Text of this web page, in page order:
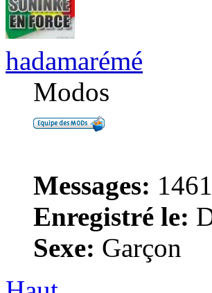
hadamarémé
Modos
Messages: 1461
Enregistré le:
Sexe: Garçon